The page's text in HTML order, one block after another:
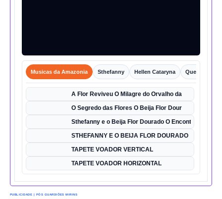
Musicas da Amazonia Sthefanny Hellen Cataryna Queixo o
A Flor Reviveu O Milagre do Orvalho da
O Segredo das Flores O Beija Flor Dour
Sthefanny e o Beija Flor Dourado O Encontro Mágico
STHEFANNY E O BEIJA FLOR DOURADO
TAPETE VOADOR VERTICAL
TAPETE VOADOR HORIZONTAL
PUBLICIDADE | PÓS GUARDIÕES MIRINS